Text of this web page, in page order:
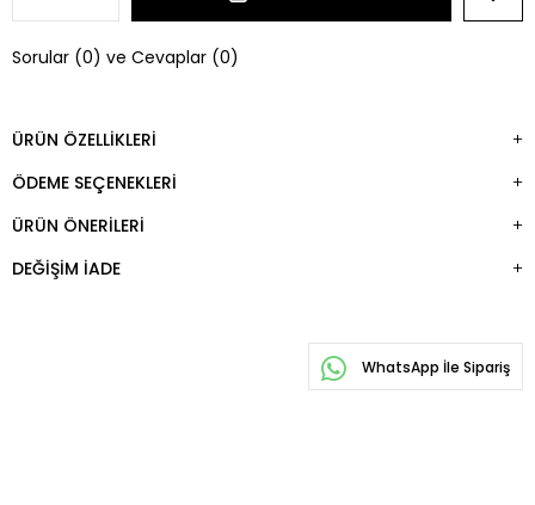
Sorular (0) ve Cevaplar (0)
ÜRÜN ÖZELLIKLERI
ÖDEME SEÇENEKLERI
ÜRÜN ÖNERILERI
DEĞIŞIM İADE
WhatsApp İle Sipariş